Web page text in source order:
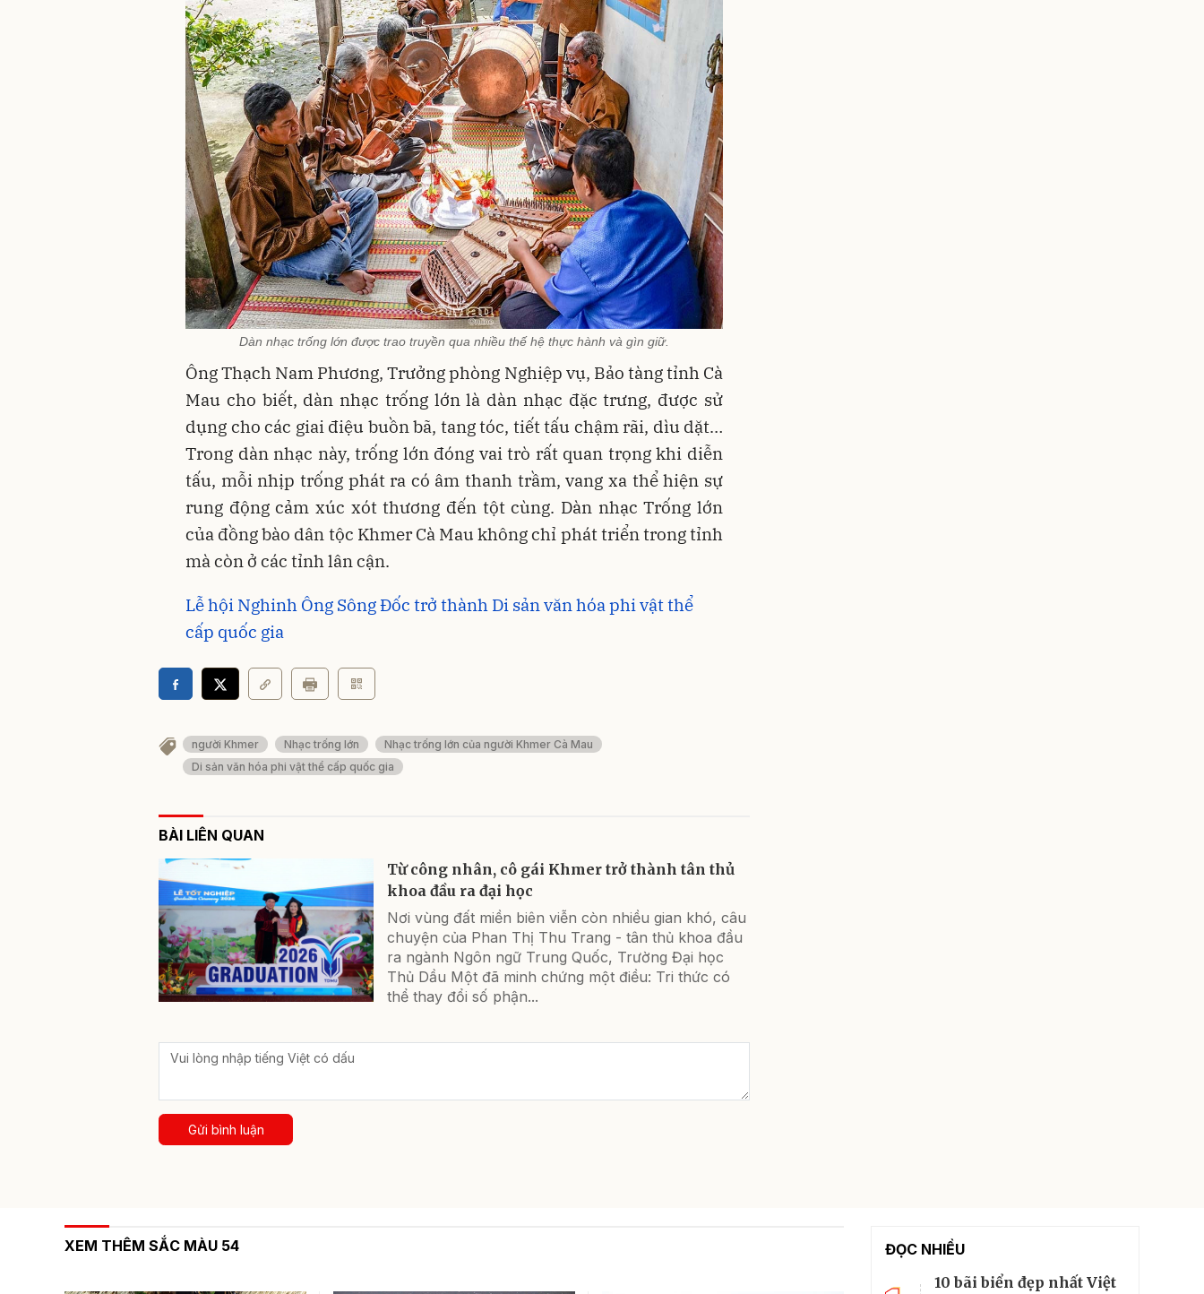
Dàn nhạc trống lớn được trao truyền qua nhiều thế hệ thực hành và gìn giữ.
Ông Thạch Nam Phương, Trưởng phòng Nghiệp vụ, Bảo tàng tỉnh Cà
Mau cho biết, dàn nhạc trống lớn là dàn nhạc đặc trưng, được sử
dụng cho các giai điệu buồn bã, tang tóc, tiết tấu chậm rãi, dìu dặt…
Trong dàn nhạc này, trống lớn đóng vai trò rất quan trọng khi diễn
tấu, mỗi nhịp trống phát ra có âm thanh trầm, vang xa thể hiện sự
rung động cảm xúc xót thương đến tột cùng. Dàn nhạc Trống lớn
của đồng bào dân tộc Khmer Cà Mau không chỉ phát triển trong tỉnh
mà còn ở các tỉnh lân cận.
Lễ hội Nghinh Ông Sông Đốc trở thành Di sản văn hóa phi vật thể
cấp quốc gia
người Khmer Nhạc trống lớn
Nhạc trống lớn của người Khmer Cà Mau
Di sản văn hóa phi vật thể cấp quốc gia
BÀI LIÊN QUAN
Từ công nhân, cô gái Khmer trở thành tân thủ
khoa đầu ra đại học
Nơi vùng đất miền biên viễn còn nhiều gian khó, câu
chuyện của Phan Thị Thu Trang - tân thủ khoa đầu
ra ngành Ngôn ngữ Trung Quốc, Trường Đại học
Thủ Dầu Một đã minh chứng một điều: Tri thức có
thể thay đổi số phận...
Gửi bình luận
XEM THÊM SẮC MÀU 54 ĐỌC NHIỀU
10 bãi biển đẹp nhất Việt